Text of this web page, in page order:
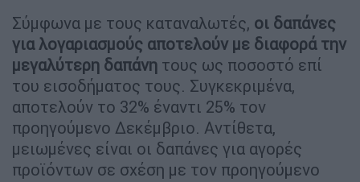
Σύμφωνα με τους καταναλωτές, οι δαπάνες
για λογαριασμούς αποτελούν με διαφορά την
μεγαλύτερη δαπάνη τους ως ποσοστό επί
του εισοδήματος τους. Συγκεκριμένα,
αποτελούν το 32% έναντι 25% τον
προηγούμενο Δεκέμβριο. Αντίθετα,
μειωμένες είναι οι δαπάνες για αγορές
προϊόντων σε σχέση με τον προηγούμενο